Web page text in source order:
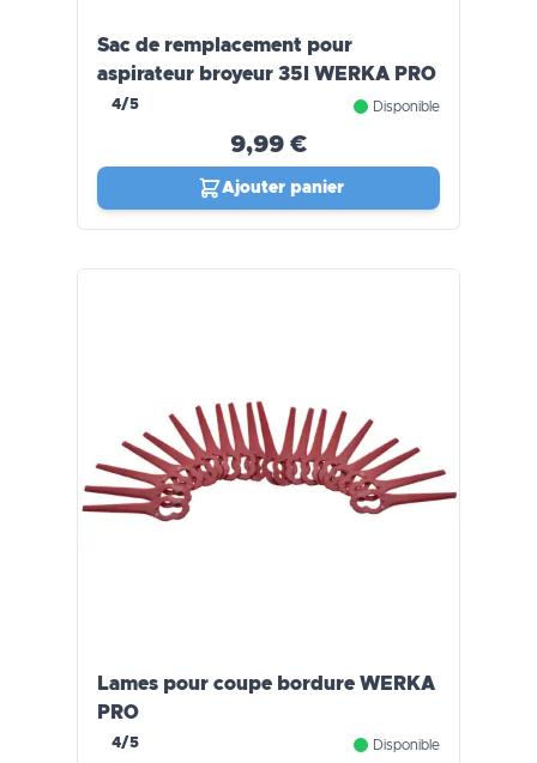
Sac de remplacement pour
aspirateur broyeur 35l WERKA PRO
4/5 Disponible
9,99 €
Ajouter panier
Lames pour coupe bordure WERKA
PRO
4/5 Disponible